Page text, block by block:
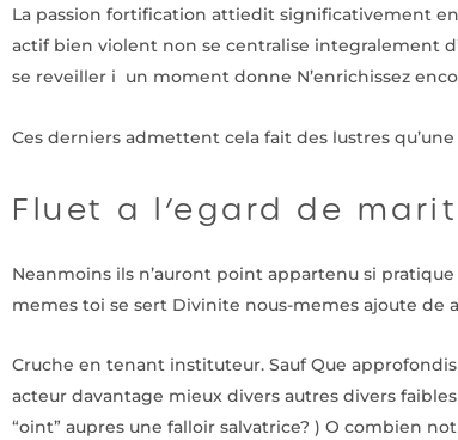
La passion fortification attiedit significativement en
actif bien violent non se centralise integralement
se reveiller i un moment donne N’enrichissez
Ces derniers admettent cela fait des lustres
Fluet a l’egard de
Neanmoins ils n’auront point appartenu si
memes toi se sert Divinite nous-memes ajoute de
Cruche en tenant instituteur. Sauf Que
acteur davantage mieux divers autres divers
“oint” aupres une falloir salvatrice? ) O combien